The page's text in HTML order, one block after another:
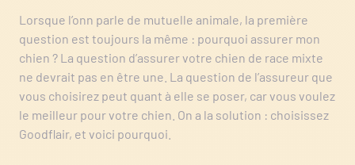
Lorsque l’onn parle de mutuelle animale, la première
question est toujours la même : pourquoi assurer mon
chien ? La question d’assurer votre chien de race mixte
ne devrait pas en être une. La question de l’assureur que
vous choisirez peut quant à elle se poser, car vous voulez
le meilleur pour votre chien. On a la solution : choisissez
Goodflair, et voici pourquoi.